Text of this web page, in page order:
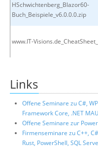
HSchwichtenberg_Blazor60-
Buch_Beispiele_v6.0.0.0.zip
www.IT-
Links
Offene Seminare zu C#,
Framework Core, .NET
Offene Seminare zur
Firmenseminare zu C++,
Rust, PowerShell, SQL